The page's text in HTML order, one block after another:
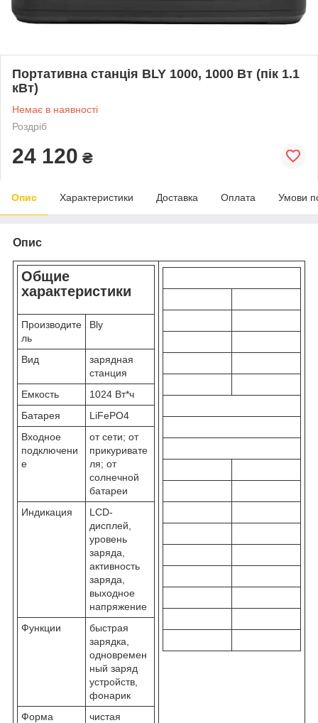
Портативна станція BLY 1000, 1000 Вт (пік 1.1
кВт)
Немає в наявності
Роздріб
24 120 ₴
Опис Характеристики Доставка Оплата Умови
Опис
Общие
характеристики
Производите
ль
Bly
Вид
зарядная
станция
Емкость
1024 Вт*ч
Батарея
LiFePO4
Входное
подключени
е
от сети; от
прикуривате
ля; от
солнечной
батареи
Индикация
LCD-
дисплей,
уровень
заряда,
активность
заряда,
выходное
напряжение
Функции
быстрая
зарядка,
одновремен
ный заряд
устройств,
фонарик
Форма
чистая